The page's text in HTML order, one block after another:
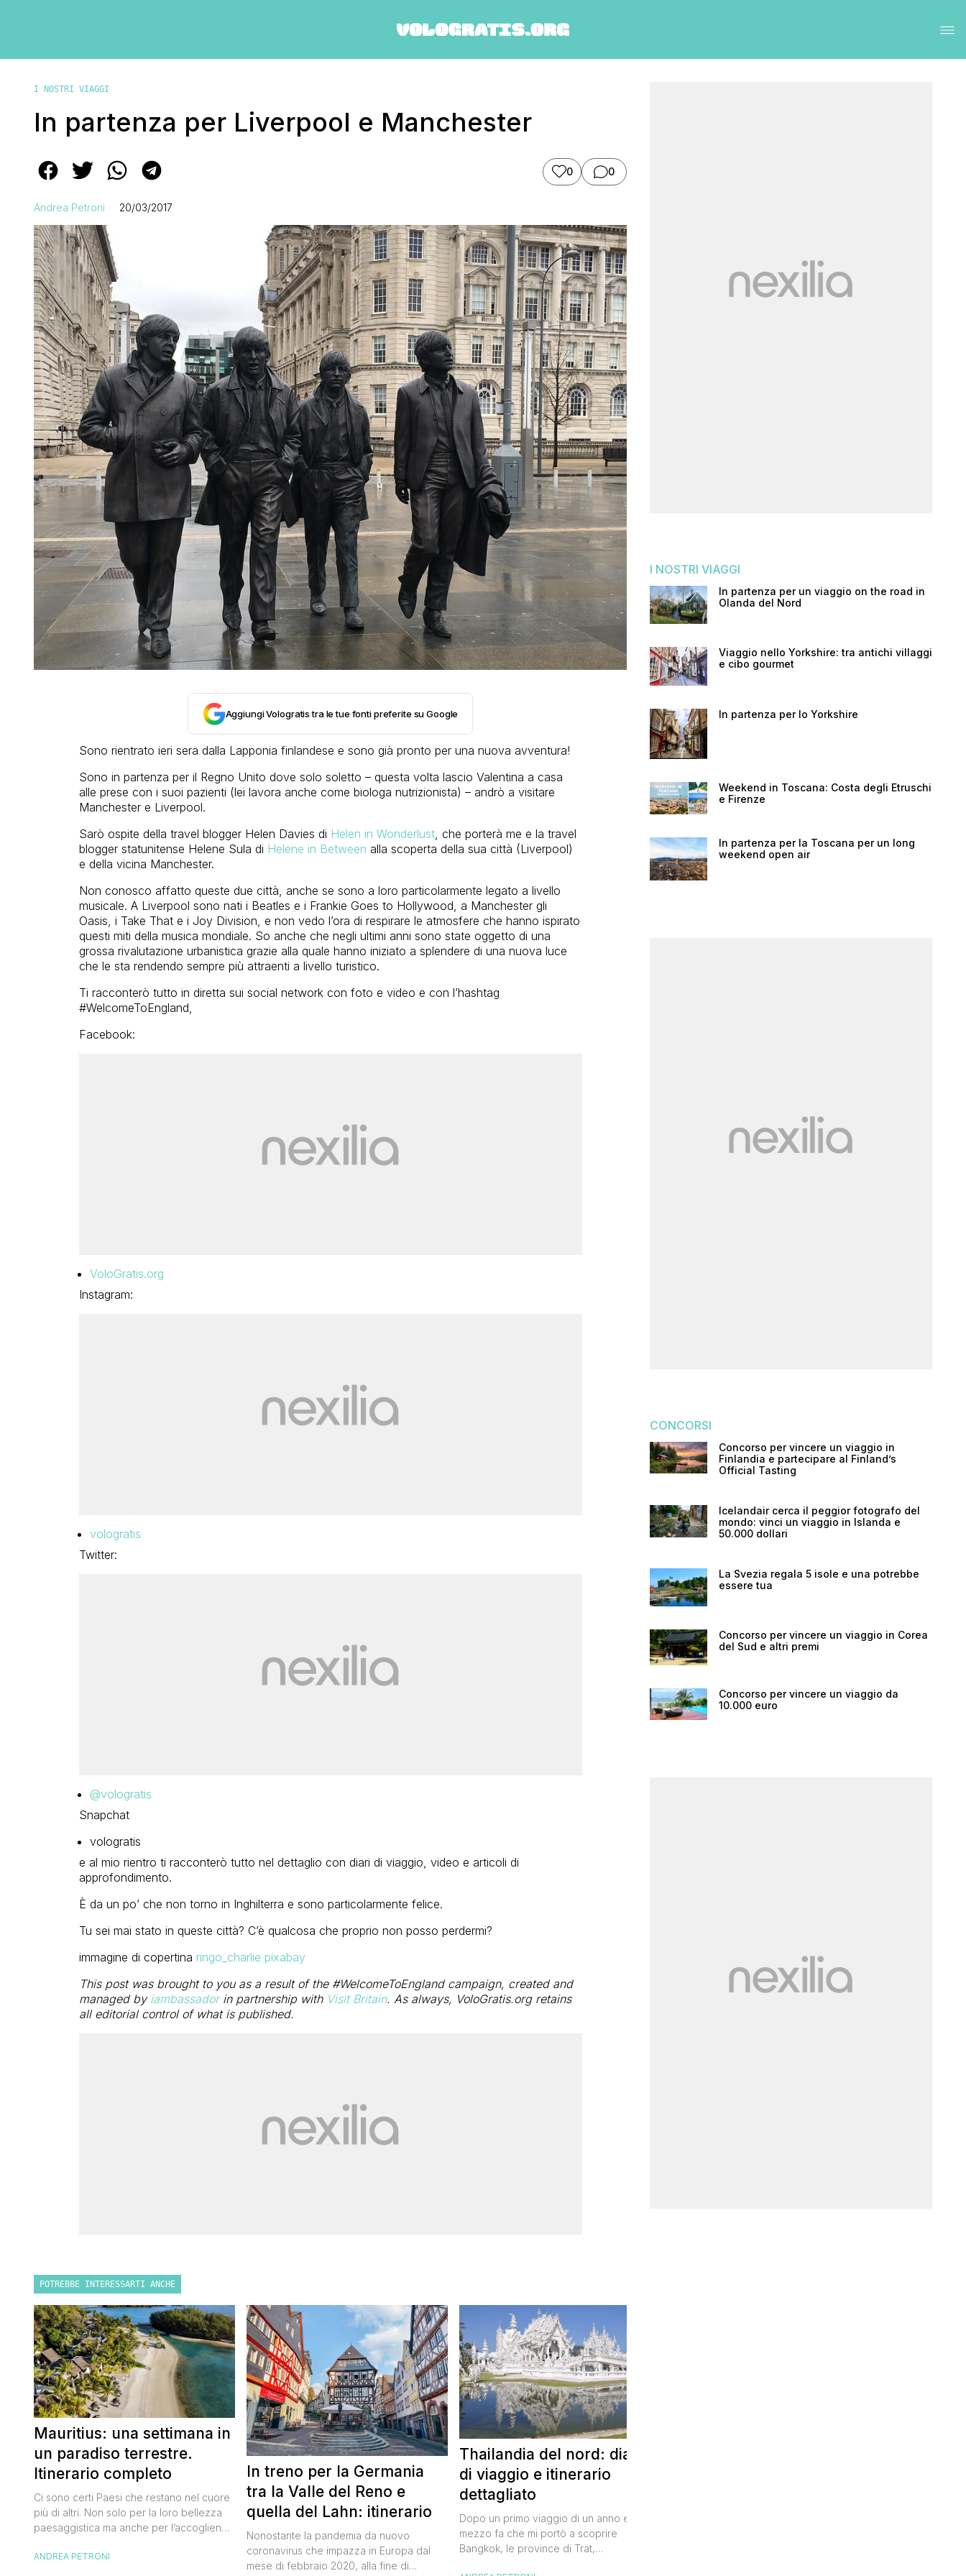
I NOSTRI VIAGGI
In partenza per Liverpool e Manchester
0 0
Andrea Petroni 20/03/2017
Aggiungi Vologratis tra le tue fonti preferite su Google
Sono rientrato ieri sera dalla Lapponia finlandese e sono già pronto per una nuova avventura!
Sono in partenza per il Regno Unito dove solo soletto – questa volta lascio Valentina a casa
alle prese con i suoi pazienti (lei lavora anche come biologa nutrizionista) – andrò a visitare
Manchester e Liverpool.
Sarò ospite della travel blogger Helen Davies di Helen in Wonderlust, che porterà me e la travel
blogger statunitense Helene Sula di Helene in Between alla scoperta della sua città (Liverpool)
e della vicina Manchester.
Non conosco affatto queste due città, anche se sono a loro particolarmente legato a livello
musicale. A Liverpool sono nati i Beatles e i Frankie Goes to Hollywood, a Manchester gli
Oasis, i Take That e i Joy Division, e non vedo l’ora di respirare le atmosfere che hanno ispirato
questi miti della musica mondiale. So anche che negli ultimi anni sono state oggetto di una
grossa rivalutazione urbanistica grazie alla quale hanno iniziato a splendere di una nuova luce
che le sta rendendo sempre più attraenti a livello turistico.
Ti racconterò tutto in diretta sui social network con foto e video e con l’hashtag
#WelcomeToEngland,
Facebook:
VoloGratis.org
Instagram:
vologratis
Twitter:
@vologratis
Snapchat
vologratis
e al mio rientro ti racconterò tutto nel dettaglio con diari di viaggio, video e articoli di
approfondimento.
È da un po’ che non torno in Inghilterra e sono particolarmente felice.
Tu sei mai stato in queste città? C’è qualcosa che proprio non posso perdermi?
immagine di copertina ringo_charlie pixabay
This post was brought to you as a result of the #WelcomeToEngland campaign, created and
managed by iambassadorin partnership with Visit Britain. As always, VoloGratis.org retains
all editorial control of what is published.
POTREBBE INTERESSARTI ANCHE
Mauritius: una settimana in
un paradiso terrestre.
Itinerario completo
Ci sono certi Paesi che restano nel cuore
più di altri. Non solo per la loro bellezza
paesaggistica ma anche per l’accoglienza
di questi. Uno di quei luoghi in cui arrivi
ANDREA PETRONI
In treno per la Germania
tra la Valle del Reno e
quella del Lahn: itinerario
Nonostante la pandemia da nuovo
coronavirus che impazza in Europa dal
mese di febbraio 2020, alla fine di
Thailandia del nord: diario
di viaggio e itinerario
dettagliato
Dopo un primo viaggio di un anno e
mezzo fa che mi portò a scoprire
Bangkok, le province di Trat,
I NOSTRI VIAGGI
In partenza per un viaggio on the road in
Olanda del Nord
Viaggio nello Yorkshire: tra antichi villaggi
e cibo gourmet
In partenza per lo Yorkshire
Weekend in Toscana: Costa degli Etruschi
e Firenze
In partenza per la Toscana per un long
weekend open air
CONCORSI
Concorso per vincere un viaggio in
Finlandia e partecipare al Finland’s
Official Tasting
Icelandair cerca il peggior fotografo del
mondo: vinci un viaggio in Islanda e
50.000 dollari
La Svezia regala 5 isole e una potrebbe
essere tua
Concorso per vincere un viaggio in Corea
del Sud e altri premi
Concorso per vincere un viaggio da
10.000 euro